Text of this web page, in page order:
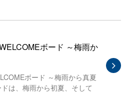
ボード ～梅雨か
ボード ～梅雨から真夏
は、梅雨から初夏、そして